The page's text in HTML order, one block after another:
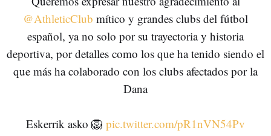
@AthleticClub mítico y grandes clubs del fútbol
español, ya no solo por su trayectoria y historia
deportiva, por detalles como los que ha tenido siendo el
que más ha colaborado con los clubs afectados por la
Dana
Eskerrik asko 🦁 pic.twitter.com/pR1nVN54Pv